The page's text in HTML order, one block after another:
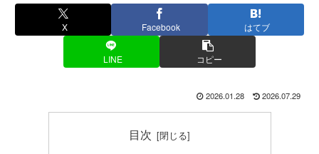
X Facebook はてブ
LINE コピー
2026.01.28 2026.07.29
目次